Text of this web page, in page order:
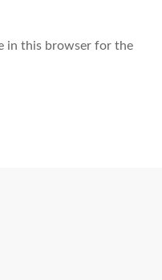
in this browser for the